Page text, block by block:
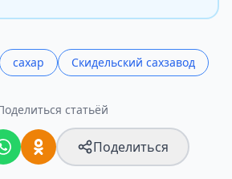
сахар Скидельский сахзавод
статьёй
Поделиться